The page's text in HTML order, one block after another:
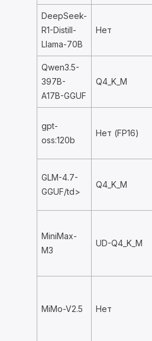
DeepSeek-
R1-Distill-
Llama-70B
Нет
Qwen3.5-
397B-
A17B-GGUF
Q4_K_M
gpt-
oss:120b
Нет (FP16)
GLM-4.7-
GGUF/td>
Q4_K_M
MiniMax-
M3
UD-Q4_K_M
MiMo-V2.5 Нет